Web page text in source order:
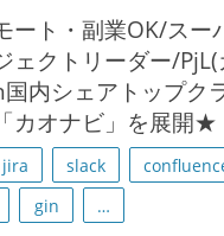
ート・副業OK/スー
ェクトリーダー/
内シェアトップク
カオナビ」を展開★
jira slack
gin …